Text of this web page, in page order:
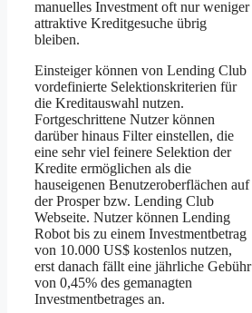
manuelles Investment oft nur weniger
attraktive Kreditgesuche übrig
bleiben.
Einsteiger können von Lending Club
vordefinierte Selektionskriterien für
die Kreditauswahl nutzen.
Fortgeschrittene Nutzer können
darüber hinaus Filter einstellen, die
eine sehr viel feinere Selektion der
Kredite ermöglichen als die
hauseigenen Benutzeroberflächen auf
der Prosper bzw. Lending Club
Webseite. Nutzer können Lending
Robot bis zu einem Investmentbetrag
von 10.000 US$ kostenlos nutzen,
erst danach fällt eine jährliche Gebühr
von 0,45% des gemanagten
Investmentbetrages an.